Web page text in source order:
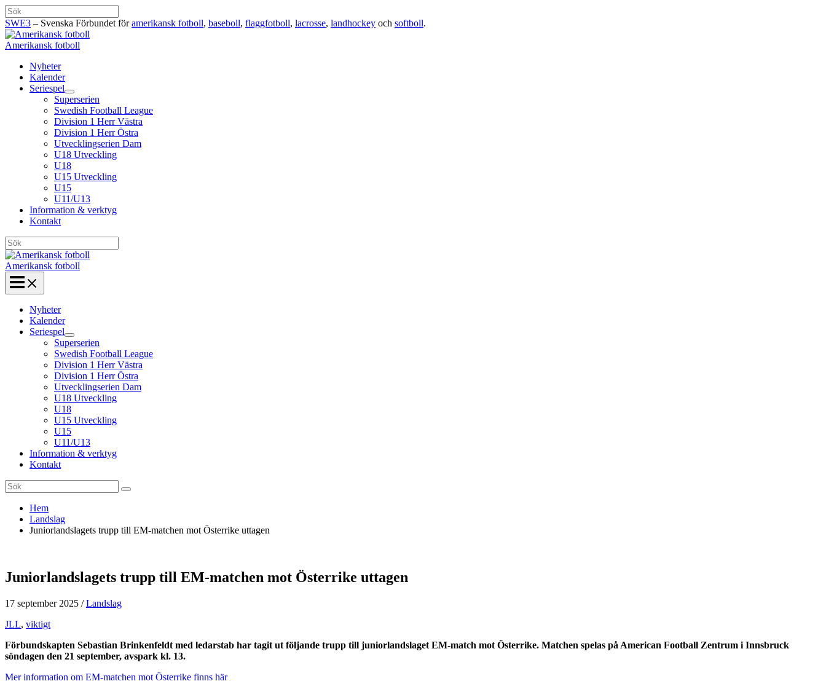
Hoppa
till
innehåll
Sök
SWE3 – Svenska Förbundet föramerikansk fotboll, baseboll, flaggfotboll, lacrosse, landhockey och softboll.
Amerikansk fotboll
Nyheter
Kalender
Seriespel
Superserien
Swedish Football League
Division 1 Herr Västra
Division 1 Herr Östra
Utvecklingserien Dam
U18 Utveckling
U18
U15 Utveckling
U15
U11/U13
Information & verktyg
Kontakt
Sök
Amerikansk fotboll
Nyheter
Kalender
Seriespel
Superserien
Swedish Football League
Division 1 Herr Västra
Division 1 Herr Östra
Utvecklingserien Dam
U18 Utveckling
U18
U15 Utveckling
U15
U11/U13
Information & verktyg
Kontakt
Search
for:
Hem
Landslag
Juniorlandslagets trupp till EM-matchen mot Österrike uttagen
Juniorlandslagets trupp till EM-matchen mot Österrike uttagen
17 september 2025 /Landslag
JLL, viktigt
Förbundskapten Sebastian Brinkenfeldt med ledarstab har tagit ut följande trupp till juniorlandslaget EM-match mot Österrike. Matchen spelas på American Football Zentrum i Innsbruck
söndagen den 21 september, avspark kl. 13.
Mer information om EM-matchen mot Österrike finns här